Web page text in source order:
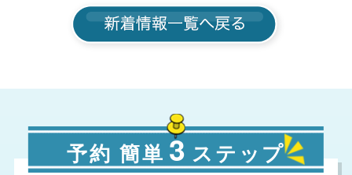
予約 簡単 3 ステップ